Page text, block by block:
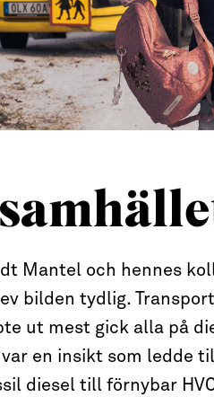
Mantel och hennes
bilden tydlig.
ut mest gick alla på
en insikt som ledde
diesel till förnybar